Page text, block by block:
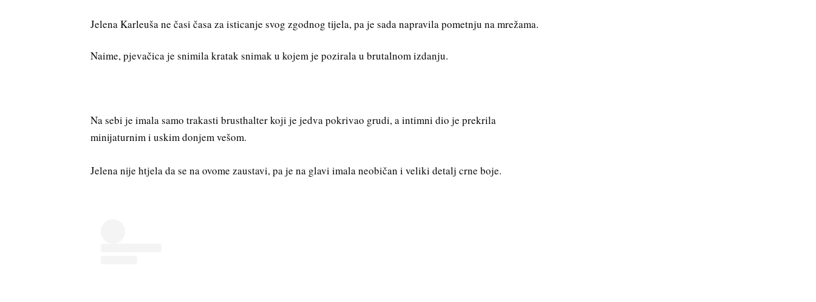
Jelena Karleuša ne časi časa za isticanje svog zgodnog tijela, pa je sada napravila pometnju na mrežama.
Naime, pjevačica je snimila kratak snimak u kojem je pozirala u brutalnom izdanju.
Na sebi je imala samo trakasti brusthalter koji je jedva pokrivao grudi, a intimni dio je prekrila
minijaturnim i uskim donjem vešom.
Jelena nije htjela da se na ovome zaustavi, pa je na glavi imala neobičan i veliki detalj crne boje.